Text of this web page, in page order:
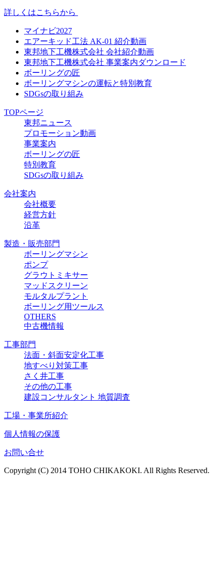
詳しくはこちらから
マイナビ2027
エアーキッド工法 AK-01 紹介動画
東邦地下工機株式会社 会社紹介動画
東邦地下工機株式会社 事業案内ダウンロード
ボーリングの匠
ボーリングマシンの運転と特別教育
SDGsの取り組み
TOPページ
東邦ニュース
プロモーション動画
事業案内
ボーリングの匠
特別教育
SDGsの取り組み
会社案内
会社概要
経営方針
沿革
製造・販売部門
ボーリングマシン
ポンプ
グラウトミキサー
マッドスクリーン
モルタルプラント
ボーリング用ツールス
OTHERS
中古機情報
工事部門
法面・斜面安定化工事
地すべり対策工事
さく井工事
その他の工事
建設コンサルタント 地質調査
工場・事業所紹介
個人情報の保護
お問い合せ
Copyright (C) 2014 TOHO CHIKAKOKI. All Rights Reserved.